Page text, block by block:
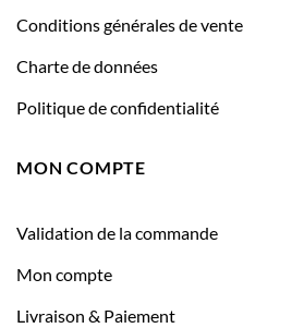
Conditions générales de vente
Charte de données
Politique de confidentialité
MON COMPTE
Validation de la commande
Mon compte
Livraison & Paiement